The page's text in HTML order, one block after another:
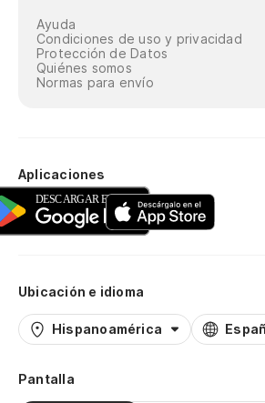
Ayuda
Condiciones de uso y privacidad
Protección de Datos
Quiénes somos
Normas para envío
Aplicaciones
Ubicación e idioma
Hispanoamérica
Pantalla